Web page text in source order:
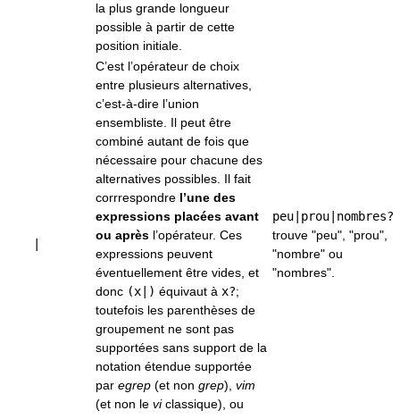
la plus grande longueur
possible à partir de cette
position initiale.
C’est l’opérateur de choix
entre plusieurs alternatives,
c’est-à-dire l’union
ensembliste. Il peut être
combiné autant de fois que
nécessaire pour chacune des
alternatives possibles. Il fait
corrrespondre l’une des
expressions placées avant
ou après l’opérateur. Ces
expressions peuvent
éventuellement être vides, et
donc (x|) équivaut à x?;
toutefois les parenthèses de
groupement ne sont pas
supportées sans support de la
notation étendue supportée
par egrep (et non grep), vim
(et non le viclassique), ou
peu|prou|nombres?
trouve "peu", "prou",
"nombre" ou
"nombres".